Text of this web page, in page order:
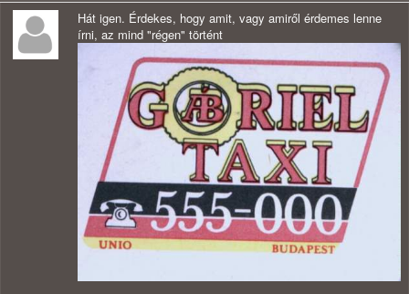
Hát igen. Érdekes, hogy amit, vagy amiről érdemes lenne
írni, az mind "régen" történt